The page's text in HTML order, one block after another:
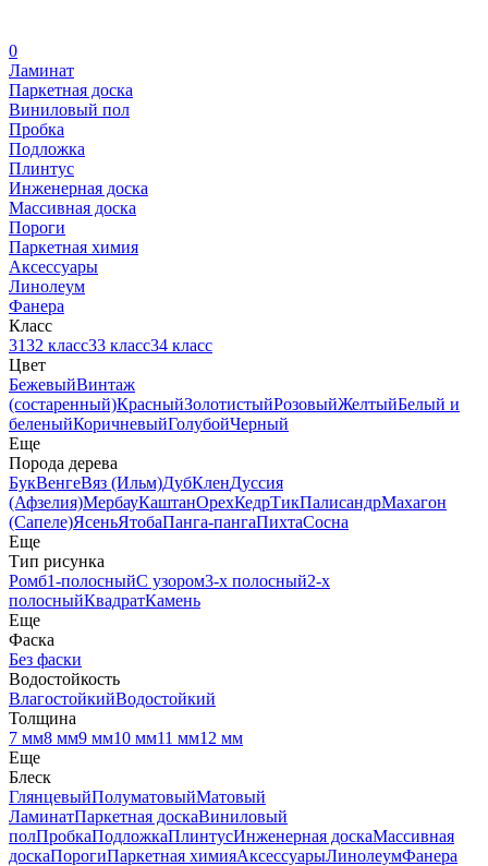
0
Ламинат
Паркетная доска
Виниловый пол
Пробка
Подложка
Плинтус
Инженерная доска
Массивная доска
Пороги
Паркетная химия
Аксессуары
Линолеум
Фанера
Класс
3132 класс33 класс34 класс
Цвет
БежевыйВинтаж
(состаренный)КрасныйЗолотистыйРозовыйЖелтыйБелый и
беленыйКоричневыйГолубойЧерный
Еще
Порода дерева
БукВенгеВяз (Ильм)ДубКленДуссия
(Афзелия)МербауКаштанОрехКедрТикПалисандрМахагон
(Сапеле)ЯсеньЯтобаПанга-пангаПихтаСосна
Еще
Тип рисунка
Ромб1-полосныйС узором3-х полосный2-х
полосныйКвадратКамень
Еще
Фаска
Без фаски
Водостойкость
ВлагостойкийВодостойкий
Толщина
7 мм8 мм9 мм10 мм11 мм12 мм
Еще
Блеск
ГлянцевыйПолуматовыйМатовый
ЛаминатПаркетная доскаВиниловый
полПробкаПодложкаПлинтусИнженерная доскаМассивная
доскаПорогиПаркетная химияАксессуарыЛинолеумФанера